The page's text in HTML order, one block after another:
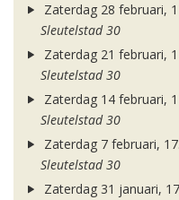
Zaterdag 28 februari,
Sleutelstad 30
Zaterdag 21 februari,
Sleutelstad 30
Zaterdag 14 februari,
Sleutelstad 30
Zaterdag 7 februari,
Sleutelstad 30
Zaterdag 31 januari,